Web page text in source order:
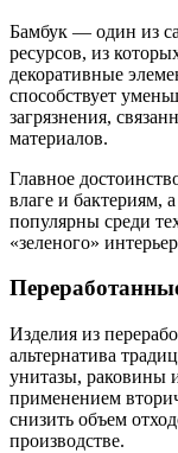
Бамбук — один из
ресурсов, из
декоративные
способствует
загрязнения,
материалов.
Главное
влаге и бактериям,
популярны среди
«зеленого»
Изделия из
альтернатива
унитазы, раковины
применением
снизить объем
производстве.